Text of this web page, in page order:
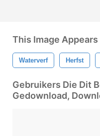
This Image
Waterverf Herfst
Gebruikers Die Dit
Gedownload,